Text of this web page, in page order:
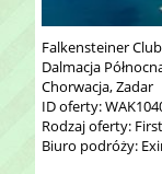
Falkensteiner
Dalmacja
Chorwacja, Zadar
ID oferty:
Rodzaj oferty:
Biuro podróży: